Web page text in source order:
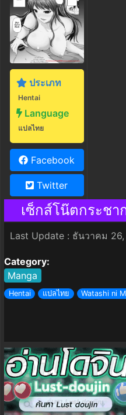
ประเภท
Hentai
Language
แปลไทย
Facebook
Twitter
เซ็กส์โน๊ตกระชา
Last Update : ธันวาคม
Category:
Manga
Hentai แปลไทย Watashi ni